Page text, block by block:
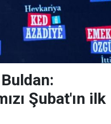
Şubat'ın ilk